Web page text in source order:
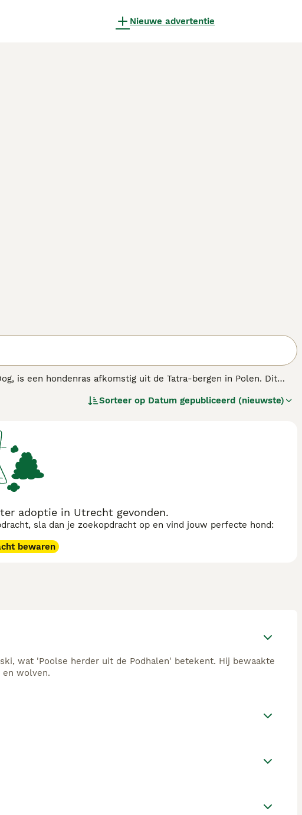
Nieuwe advertentie
is een hondenras afkomstig uit de Tatra-bergen in Polen. Dit
70 cm en een gewicht van ongeveer 60-70 kg bij reuen. Zijn
en onafhankelijke honden die goed gedijen in een rurale
kunnen uiten. De
appartement wonen. Dit ras vraagt om een eigenaar die begrip
Sorteer op Datum gepubliceerd (nieuwste)
adoptie in Utrecht gevonden.
sla dan je zoekopdracht op en vind jouw perfecte hond:
bewaren
wat 'Poolse herder uit de Podhalen' betekent. Hij bewaakte
en wolven.